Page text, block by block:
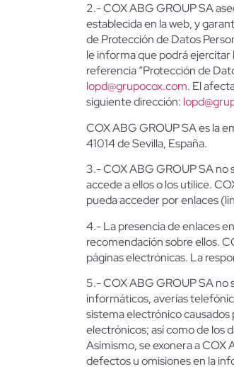
2.- COX ABG GROUP SA
establecida en la web, y
de Protección de Datos
le informa que podrá
referencia “Protección de
lopd@grupocox.com. El
siguiente dirección:
COX ABG GROUP SA es la
41014 de Sevilla, España.
3.- COX ABG GROUP SA no
accede a ellos o los utilice.
pueda acceder por enlaces
4.- La presencia de enlaces
recomendación sobre ellos.
páginas electrónicas. La
5.- COX ABG GROUP SA no
informáticos, averías
sistema electrónico causados
electrónicos; así como de los
Asimismo, se exonera a COX
defectos u omisiones en la